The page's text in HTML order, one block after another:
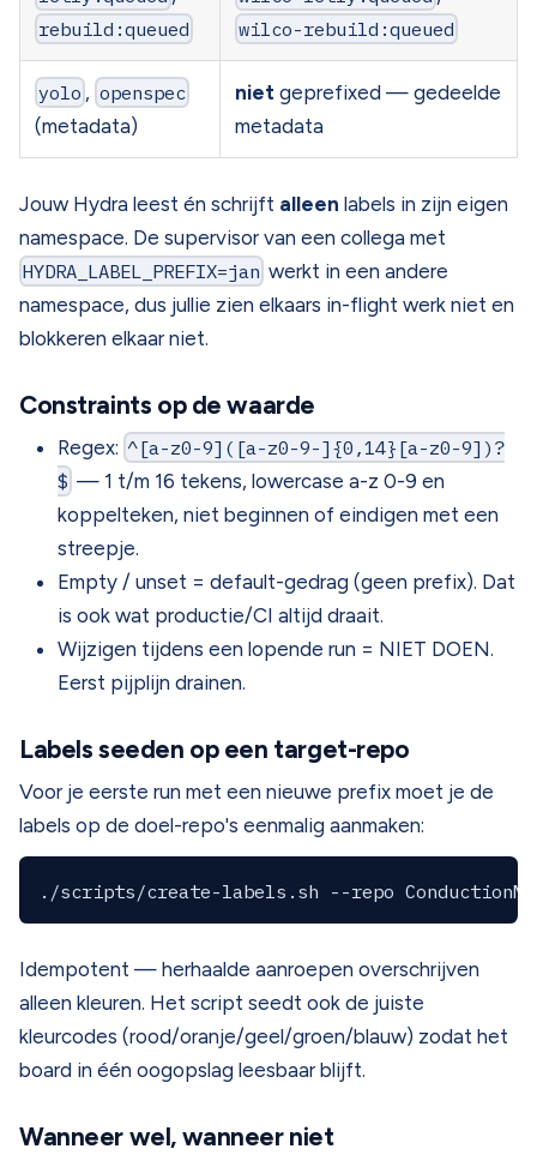
rebuild:queued
wilco-rebuild:queued
yolo , openspec
(metadata)
niet geprefixed — gedeelde
metadata
Jouw Hydra leest én schrijft alleen labels in zijn eigen
namespace. De supervisor van een collega met
HYDRA_LABEL_PREFIX=jan werkt in een andere
namespace, dus jullie zien elkaars in-flight werk niet en
blokkeren elkaar niet.
Constraints op de waarde
Regex: ^[a-z0-9]([a-z0-9-]{0,14}[a-z0-9])?
$ — 1 t/m 16 tekens, lowercase a-z 0-9 en
koppelteken, niet beginnen of eindigen met een
streepje.
Empty / unset = default-gedrag (geen prefix). Dat
is ook wat productie/CI altijd draait.
Wijzigen tijdens een lopende run = NIET DOEN.
Eerst pijplijn drainen.
Labels seeden op een target-repo
Voor je eerste run met een nieuwe prefix moet je de
labels op de doel-repo's eenmalig aanmaken:
Idempotent — herhaalde aanroepen overschrijven
alleen kleuren. Het script seedt ook de juiste
kleurcodes (rood/oranje/geel/groen/blauw) zodat het
board in één oogopslag leesbaar blijft.
Wanneer wel, wanneer niet